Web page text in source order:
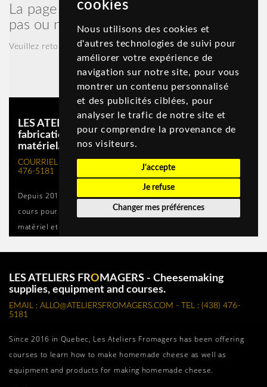
LES ATELIERS FRO MAGERS - Cheesemaking
supplies, equipment and courses.
EMAIL : ALLO@ATELIERSFROMAGERS.COM - TEL : (438) 476-
5181
Since 2016 in Quebec, Les Ateliers Fromagers has been offering
courses to learn how to make homemade cheese as well as
equipment and products for making homemade cheese.